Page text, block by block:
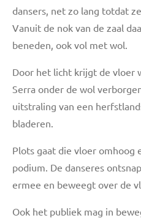
dansers, net zo lang totdat
Vanuit de nok van de zaal
beneden, ook vol met wol.
Door het licht krijgt de vloer
Serra onder de wol
uitstraling van een
bladeren.
Plots gaat die vloer omhoog
podium. De danseres
ermee en beweegt over de
Ook het publiek mag in